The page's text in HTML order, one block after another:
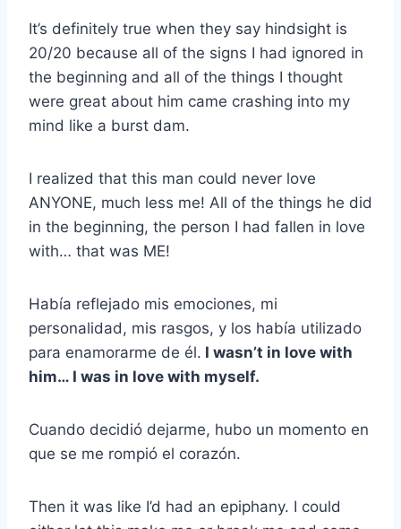
It’s definitely true when they say hindsight is
20/20 because all of the signs I had ignored in
the beginning and all of the things I thought
were great about him came crashing into my
mind like a burst dam.
I realized that this man could never love
ANYONE, much less me! All of the things he did
in the beginning, the person I had fallen in love
with… that was ME!
Había reflejado mis emociones, mi
personalidad, mis rasgos, y los había utilizado
para enamorarme de él. I wasn’t in love with
him… I was in love with myself.
Cuando decidió dejarme, hubo un momento en
que se me rompió el corazón.
Then it was like I’d had an epiphany. I could